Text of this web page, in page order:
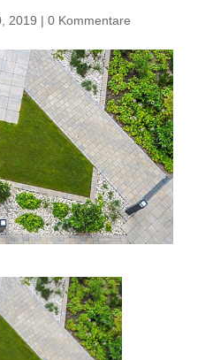
2019 | 0 Kommentare